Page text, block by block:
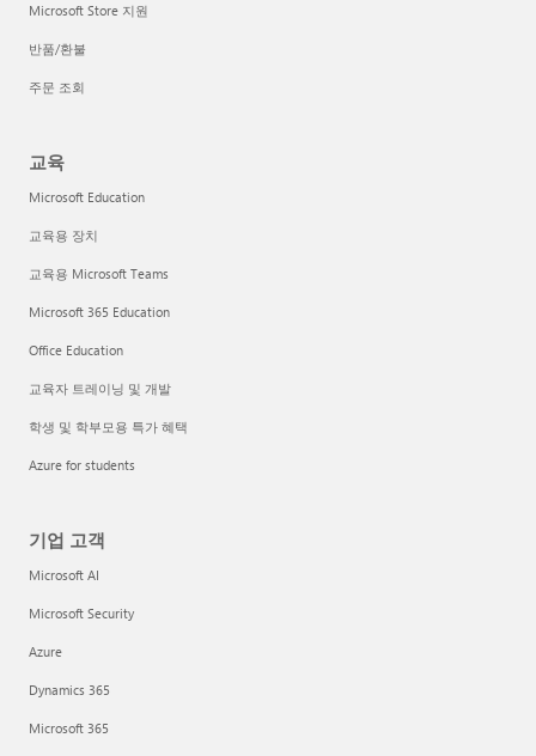
Microsoft Store 지원
반품/환불
주문 조회
교육
Microsoft Education
교육용 장치
교육용 Microsoft Teams
Microsoft 365 Education
Office Education
교육자 트레이닝 및 개발
학생 및 학부모용 특가 혜택
Azure for students
기업 고객
Microsoft AI
Microsoft Security
Azure
Dynamics 365
Microsoft 365